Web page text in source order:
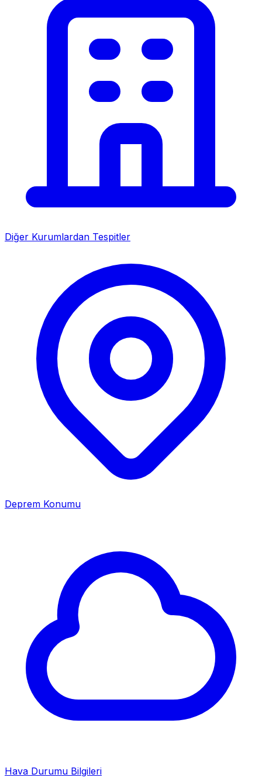
Diğer Kurumlardan Tespitler
Deprem Konumu
Hava Durumu Bilgileri